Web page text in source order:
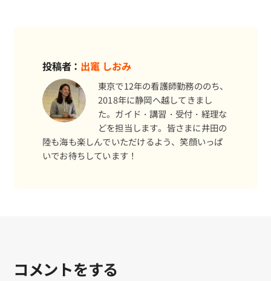
投稿者： 出竃 しおみ
東京で12年の看護師勤務ののち、
2018年に静岡へ越してきまし
た。ガイド・講習・受付・経理な
どを担当します。皆さまに井田の
陸も海も楽しんでいただけるよう、笑顔いっぱ
いでお待ちしています！
コメントをする
予約する